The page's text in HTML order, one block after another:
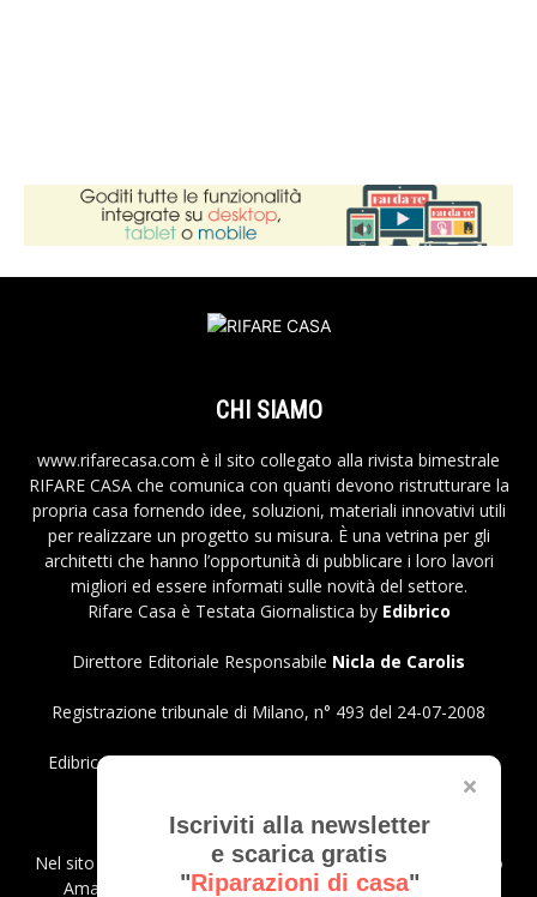
Iscriviti alla newsletter
e scarica gratis
"Riparazioni di casa"
CHI SIAMO
www.rifarecasa.com è il sito collegato alla rivista bimestrale
RIFARE CASA che comunica con quanti devono ristrutturare la
propria casa fornendo idee, soluzioni, materiali innovativi utili
per realizzare un progetto su misura. È una vetrina per gli
architetti che hanno l’opportunità di pubblicare i loro lavori
migliori ed essere informati sulle novità del settore.
Rifare Casa è Testata Giornalistica by Edibrico
Direttore Editoriale Responsabile Nicla de Carolis
Registrazione tribunale di Milano, n° 493 del 24-07-2008
Edibrico srl - Viale Emilio Caldara, 44 - 20122 Milano P.iva
Privacy Policy
Nel sito sono presenti prodotti Amazon; in qualità di Affiliato
Amazon riceviamo un guadagno dagli acquisti idonei.